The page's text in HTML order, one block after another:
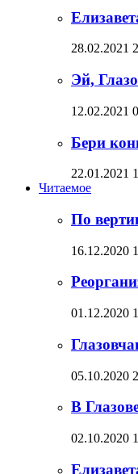
28.02.2021
Эй,
12.02.2021
Бери
22.01.2021
Читаемое
По
16.12.2020
01.12.2020
05.10.2020
В
02.10.2020